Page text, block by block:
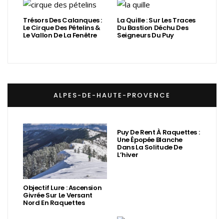
Trésors Des Calanques :
Le Cirque Des Pételins &
Le Vallon De La Fenêtre
La Quille : Sur Les Traces
Du Bastion Déchu Des
Seigneurs Du Puy
ALPES-DE-HAUTE-PROVENCE
Objectif Lure : Ascension
Givrée Sur Le Versant
Nord En Raquettes
Puy De Rent À Raquettes :
Une Épopée Blanche
Dans La Solitude De
L’hiver